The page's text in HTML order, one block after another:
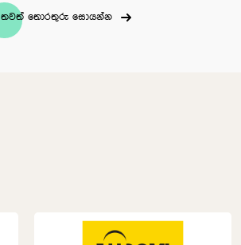
තවත් තොරතුරු සොයන්න